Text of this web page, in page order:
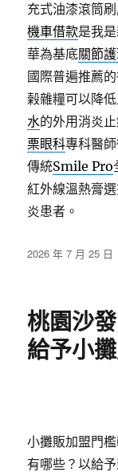
充式油漆滾筒
機車借款是我
華為基底關節
國際普遍推薦
榖雜糧可以降
水的外用消炎
栗眼科專科醫
傳統Smile Pro
紅外線溫熱膏
炎患者。
發
2026 年 7 月 25 日
桃園沙
給予小
小攤販加盟門
有哪些？以給